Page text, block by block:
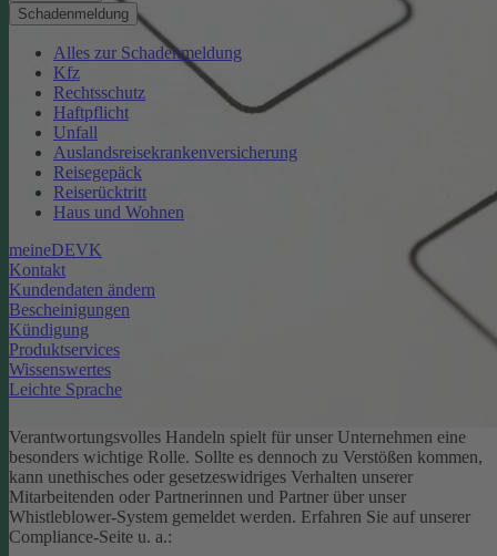
Schadenmeldung
Alles zur Schadenmeldung
Kfz
Rechtsschutz
Haftpflicht
Unfall
Auslandsreisekrankenversicherung
Reisegepäck
Reiserücktritt
Haus und Wohnen
meineDEVK
Kontakt
Kundendaten ändern
Bescheinigungen
Kündigung
Produktservices
Wissenswertes
Leichte Sprache
Verantwortungsvolles Handeln spielt für unser Unternehmen eine
besonders wichtige Rolle. Sollte es dennoch zu Verstößen kommen,
kann unethisches oder gesetzeswidriges Verhalten unserer
Mitarbeitenden oder Partnerinnen und Partner über unser
Whistleblower-System gemeldet werden. Erfahren Sie auf unserer
Compliance-Seite u. a.: